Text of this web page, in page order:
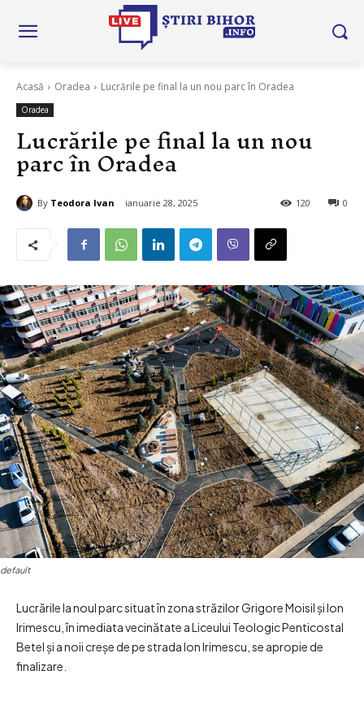
Acasă Oradea Lucrările pe final la un nou parc în Oradea
Oradea
Lucrările pe final la un nou
parc în Oradea
By Teodora Ivan ianuarie 28, 2025 0
120
default
Lucrările la noul parc situat în zona străzilor Grigore Moisil și Ion
Irimescu, în imediata vecinătate a Liceului Teologic Penticostal
Betel și a noii creșe de pe strada Ion Irimescu, se apropie de
finalizare.